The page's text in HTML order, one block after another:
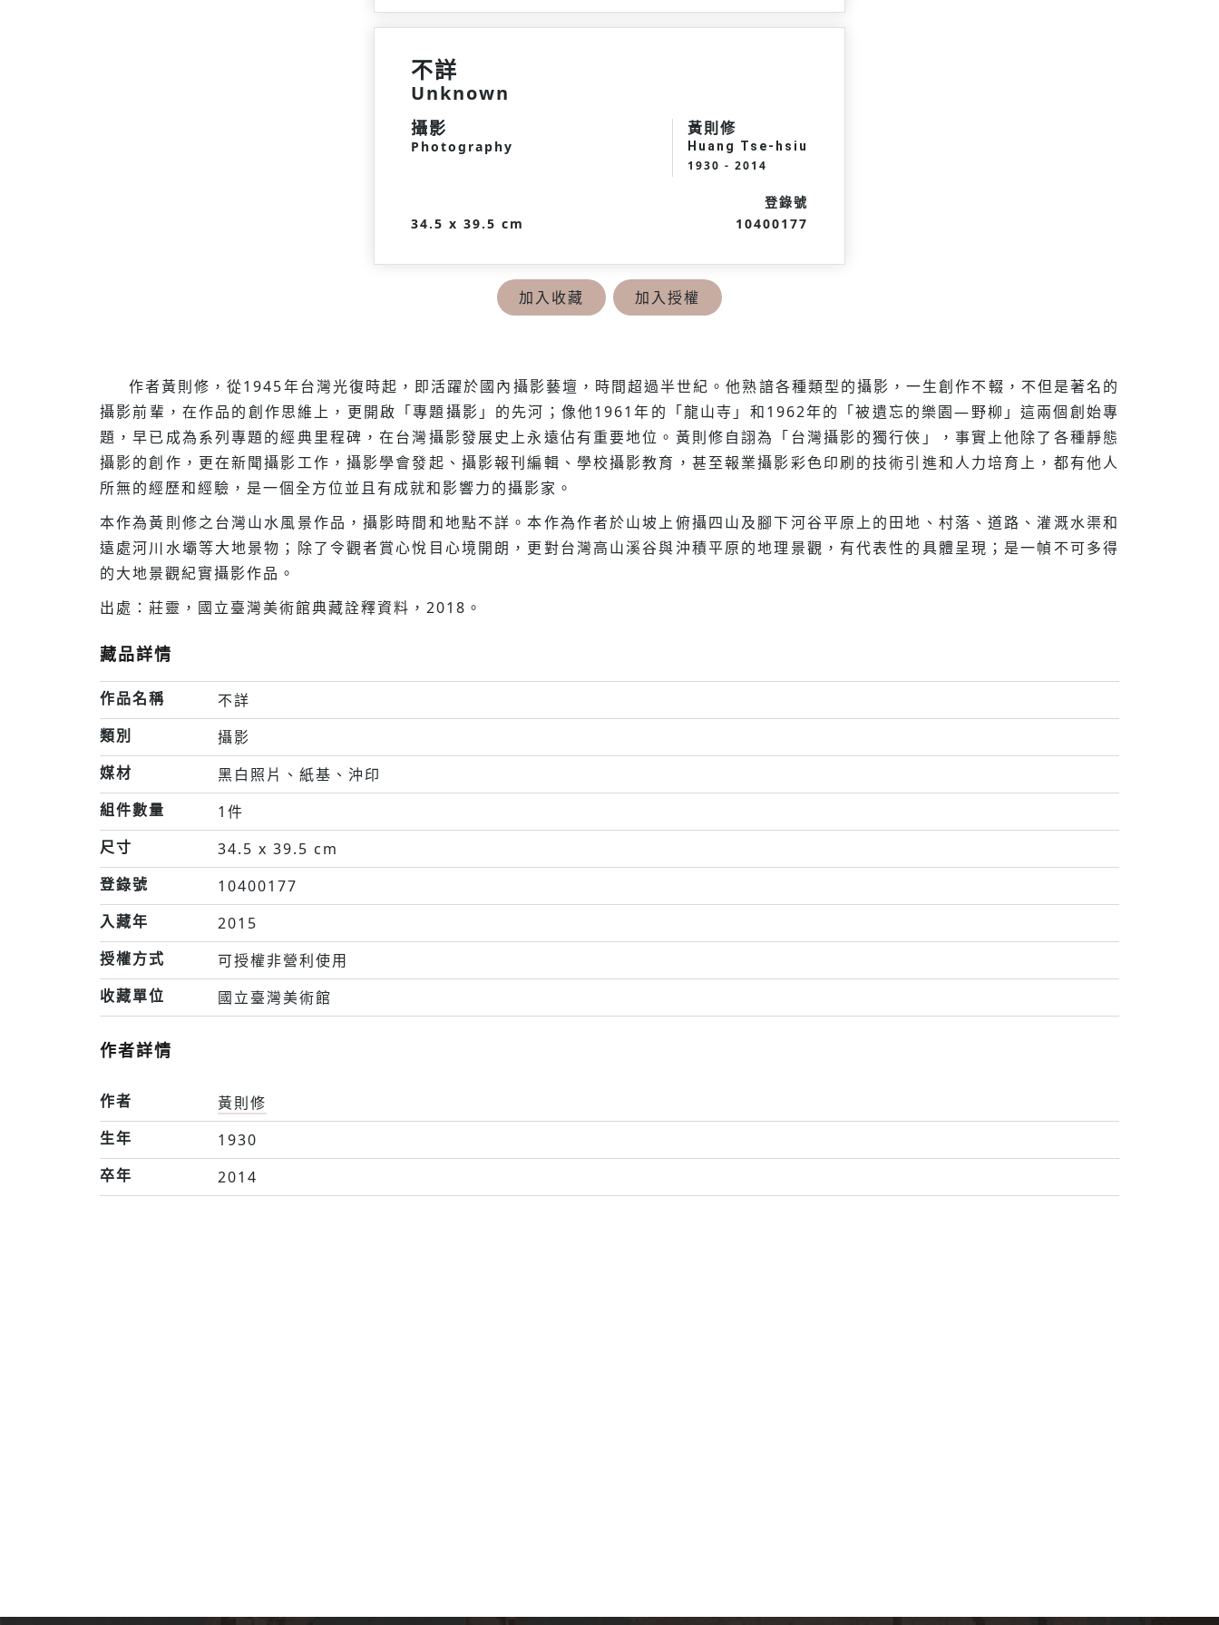
不詳
Unknown
攝影
Photography
黃則修
Huang Tse-hsiu
1930 - 2014
34.5 x 39.5 cm
登錄號
10400177
加入收藏 加入授權
作者黃則修，從1945年台灣光復時起，即活躍於國內攝影藝壇，時間超過半世紀。他熟諳各種類型的攝影，一生創作不輟，不但是著名的
攝影前輩，在作品的創作思維上，更開啟「專題攝影」的先河；像他1961年的「龍山寺」和1962年的「被遺忘的樂園—野柳」這兩個創始專
題，早已成為系列專題的經典里程碑，在台灣攝影發展史上永遠佔有重要地位。黃則修自詡為「台灣攝影的獨行俠」，事實上他除了各種靜態
攝影的創作，更在新聞攝影工作，攝影學會發起、攝影報刊編輯、學校攝影教育，甚至報業攝影彩色印刷的技術引進和人力培育上，都有他人
所無的經歷和經驗，是一個全方位並且有成就和影響力的攝影家。
本作為黃則修之台灣山水風景作品，攝影時間和地點不詳。本作為作者於山坡上俯攝四山及腳下河谷平原上的田地、村落、道路、灌溉水渠和
遠處河川水壩等大地景物；除了令觀者賞心悅目心境開朗，更對台灣高山溪谷與沖積平原的地理景觀，有代表性的具體呈現；是一幀不可多得
的大地景觀紀實攝影作品。
出處：莊靈，國立臺灣美術館典藏詮釋資料，2018。
藏品詳情
作品名稱
不詳
類別
攝影
媒材
黑白照片、紙基、沖印
組件數量
1件
尺寸
34.5 x 39.5 cm
登錄號
10400177
入藏年
2015
授權方式
可授權非營利使用
收藏單位
國立臺灣美術館
作者詳情
作者
黃則修
生年
1930
卒年
2014